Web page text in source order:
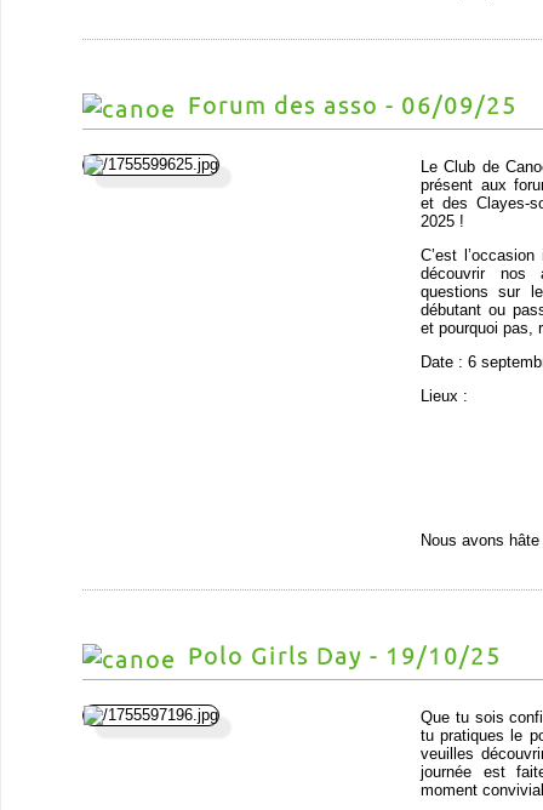
Forum des asso - 06/09/25
Le Club de
présent aux
et des Clayes-
2025 !
C’est
découvrir nos
questions sur
débutant ou
et pourquoi pas,
Date : 6
Lieux :
Nous avons
Polo Girls Day - 19/10/25
Que tu sois
tu pratiques le
veuilles
journée est
moment